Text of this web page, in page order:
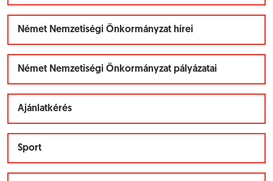
Német Nemzetiségi Önkormányzat hírei
Német Nemzetiségi Önkormányzat pályázatai
Ajánlatkérés
Sport